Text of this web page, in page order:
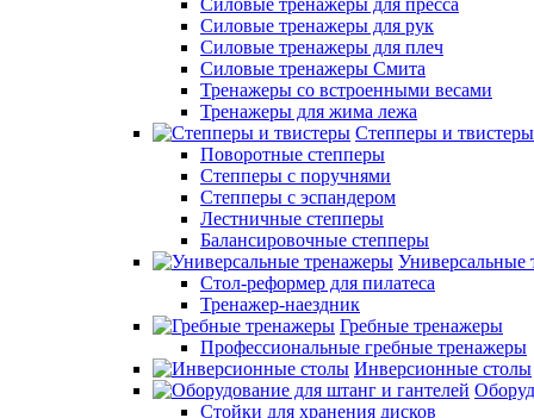
Силовые тренажеры для пресса
Силовые тренажеры для рук
Силовые тренажеры для плеч
Силовые тренажеры Смита
Тренажеры со встроенными весами
Тренажеры для жима лежа
Степперы и твистеры
Поворотные степперы
Степперы с поручнями
Степперы с эспандером
Лестничные степперы
Балансировочные степперы
Универсальные
Стол-реформер для пилатеса
Тренажер-наездник
Гребные тренажеры
Профессиональные гребные тренажеры
Инверсионные столы
Стойки для хранения дисков